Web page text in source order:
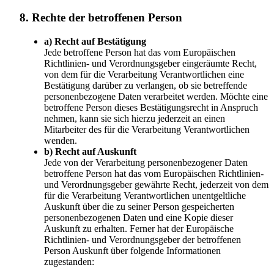
8. Rechte der betroffenen Person
a) Recht auf Bestätigung
Jede betroffene Person hat das vom Europäischen
Richtlinien- und Verordnungsgeber eingeräumte Recht,
von dem für die Verarbeitung Verantwortlichen eine
Bestätigung darüber zu verlangen, ob sie betreffende
personenbezogene Daten verarbeitet werden. Möchte eine
betroffene Person dieses Bestätigungsrecht in Anspruch
nehmen, kann sie sich hierzu jederzeit an einen
Mitarbeiter des für die Verarbeitung Verantwortlichen
wenden.
b) Recht auf Auskunft
Jede von der Verarbeitung personenbezogener Daten
betroffene Person hat das vom Europäischen Richtlinien-
und Verordnungsgeber gewährte Recht, jederzeit von dem
für die Verarbeitung Verantwortlichen unentgeltliche
Auskunft über die zu seiner Person gespeicherten
personenbezogenen Daten und eine Kopie dieser
Auskunft zu erhalten. Ferner hat der Europäische
Richtlinien- und Verordnungsgeber der betroffenen
Person Auskunft über folgende Informationen
zugestanden: